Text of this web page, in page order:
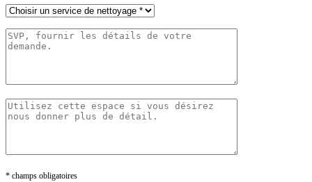
* champs obligatoires